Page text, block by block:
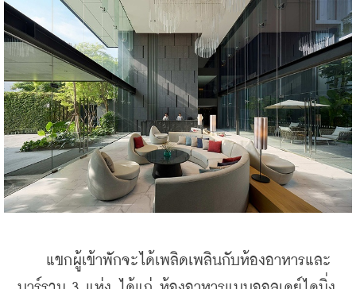
แขกผู้เข้าพักจะได้เพลิดเพลินกับห้องอาหารและ